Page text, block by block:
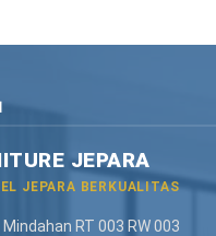
JEPARA
JEPARA BERKUALITAS
RT 003 RW 003